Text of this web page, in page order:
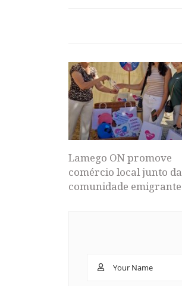
Lamego ON promove
comércio local junto da
comunidade emigrante